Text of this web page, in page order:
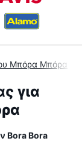
Μπόρα Μπόρα
για
Bora Bora